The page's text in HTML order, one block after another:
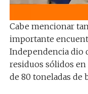
Cabe mencionar
importante
Independencia dio
residuos sólidos
de 80 toneladas de